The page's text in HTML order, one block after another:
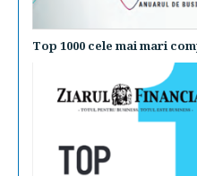
Top 1000 cele mai mari